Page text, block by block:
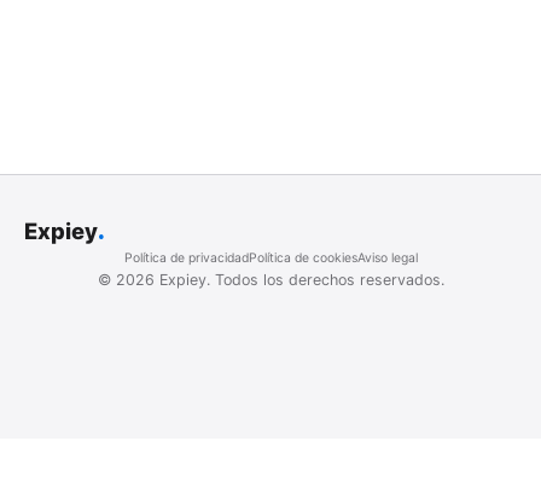
Expiey.
Política de privacidadPolítica de cookiesAviso legal
© 2026 Expiey. Todos los derechos reservados.